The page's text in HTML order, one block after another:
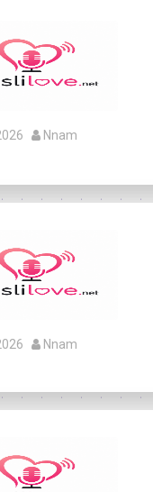
Nnam
Nnam